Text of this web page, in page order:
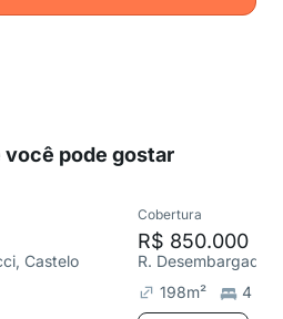
pode gostar
Castelo
Cobertura
R$ 850.000
198m²
4